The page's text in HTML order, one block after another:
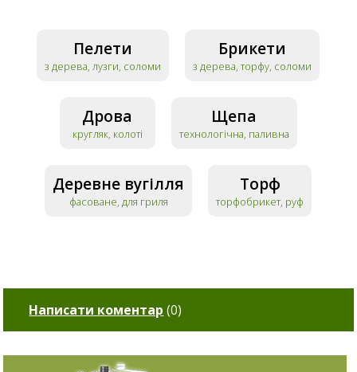
Пелети
з дерева, лузги, соломи
Брикети
з дерева, торфу, соломи
Дрова
кругляк, колоті
Щепа
технологічна, паливна
Деревне вугілля
фасоване, для гриля
Торф
торфобрикет, руф
Написати коментар (0)